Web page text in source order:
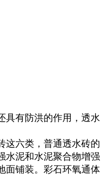
具有防洪的作用，透水
这六类，普通透水砖的
水泥和水泥聚合物增强
面铺装。彩石环氧通体